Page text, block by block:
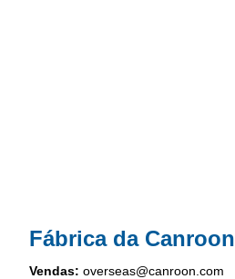
Fábrica da Canroon
Vendas:overseas@canroon.com